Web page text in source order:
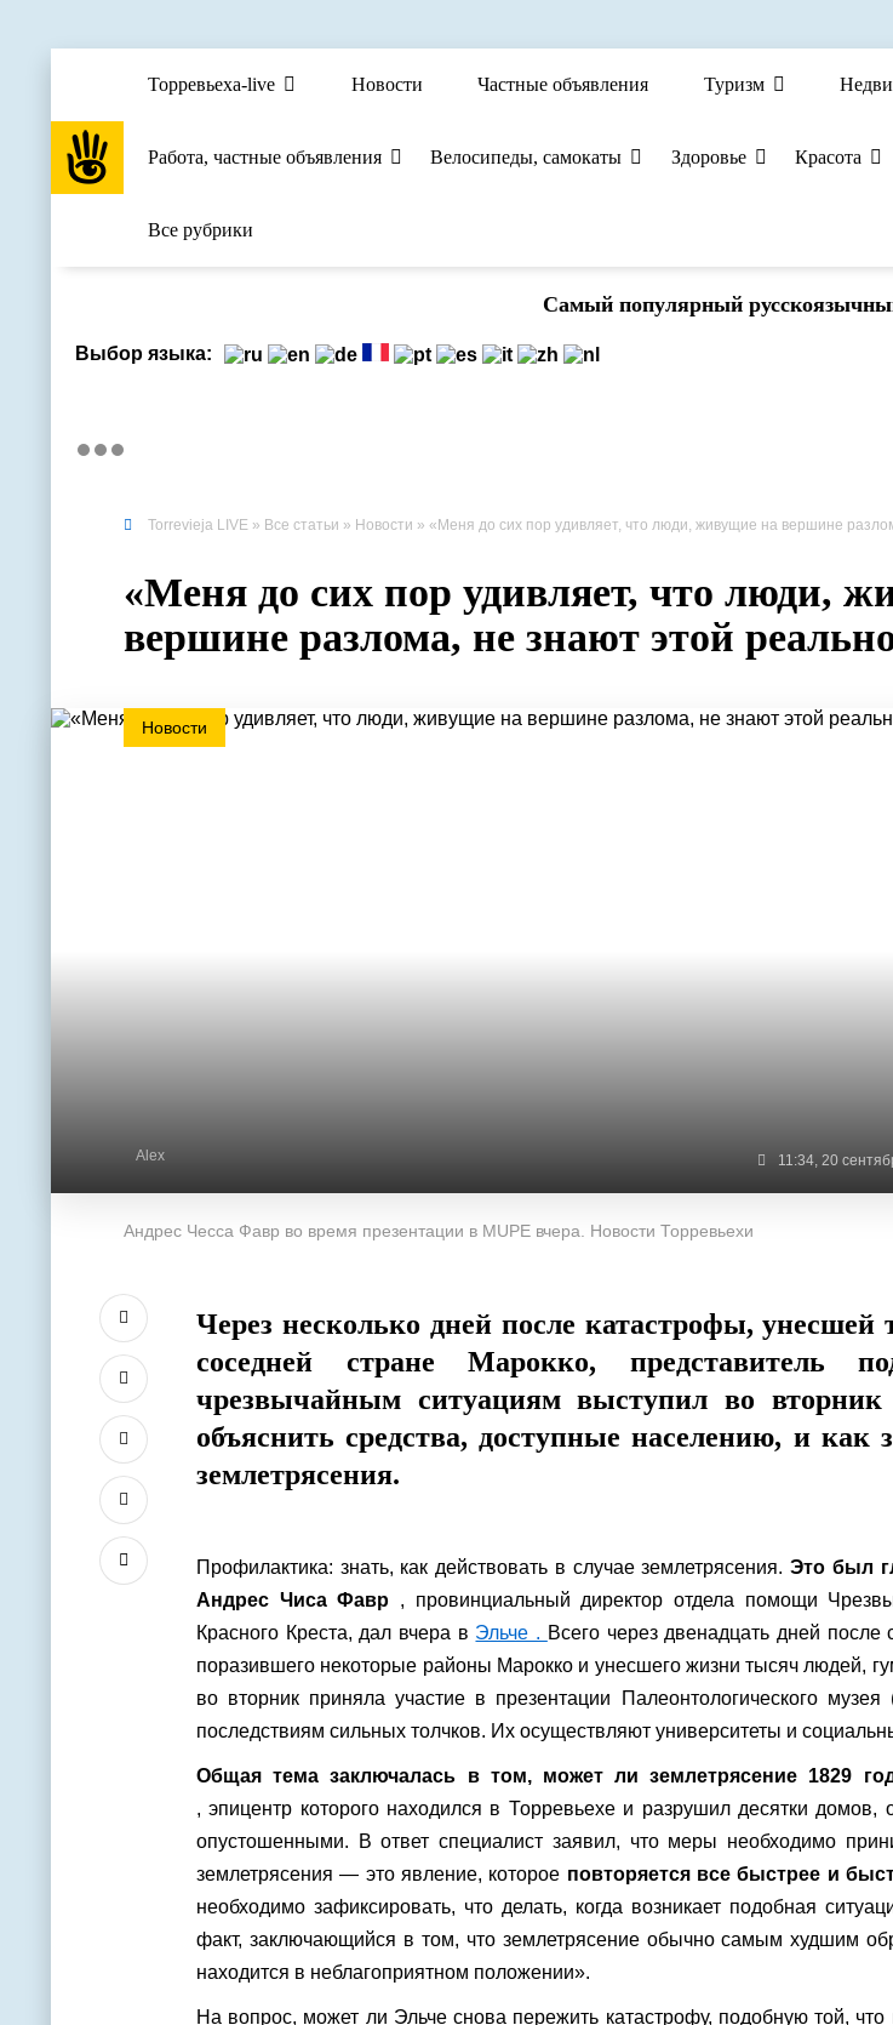
Торревьеха-live Новости Частные объявления Туризм
Работа, частные объявления Велосипеды, самокаты Здоровье Красота
Все рубрики
Cамый популярный
Выбор языка:
Torrevieja LIVE » Все статьи » Новости » «Меня до сих пор удивляет, что люди, живущие на вершине
«Меня до сих пор удивляет, что люди,
вершине разлома, не знают этой
Новости
Alex 11:34, 20
Андрес Чесса Фавр во время презентации в MUPE вчера. Новости Торревьехи
Через несколько дней после катастрофы,
соседней стране Марокко, представитель
чрезвычайным ситуациям выступил во
объяснить средства, доступные населению, и как
землетрясения.
Профилактика: знать, как действовать в случае землетрясения.Это был
Андрес Чиса Фавр , провинциальный директор отдела помощи
Красного Креста, дал вчера в Эльче . Всего через двенадцать дней после
поразившего некоторые районы Марокко и унесшего жизни тысяч людей,
во вторник приняла участие в презентации Палеонтологического музея
последствиям сильных толчков. Их осуществляют университеты и
Общая тема заключалась в том, может ли землетрясение 1829
, эпицентр которого находился в Торревьехе и разрушил десятки домов,
опустошенными. В ответ специалист заявил, что меры необходимо
землетрясения — это явление, которое повторяется все быстрее и
необходимо зафиксировать, что делать, когда возникает подобная
факт, заключающийся в том, что землетрясение обычно самым худшим
находится в неблагоприятном положении».
На вопрос, может ли Эльче снова пережить катастрофу, подобную той, что